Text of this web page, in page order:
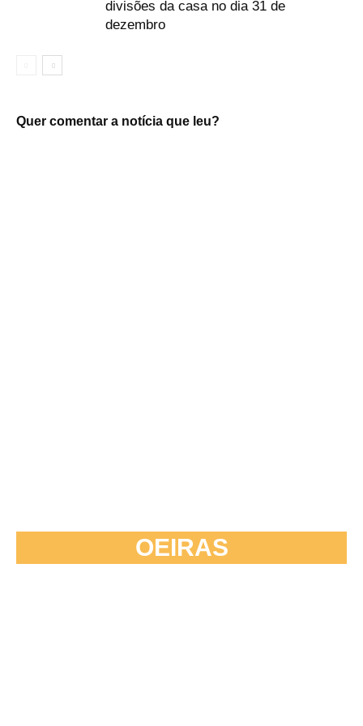
divisões da casa no dia 31 de
dezembro
Quer comentar a notícia que leu?
OEIRAS